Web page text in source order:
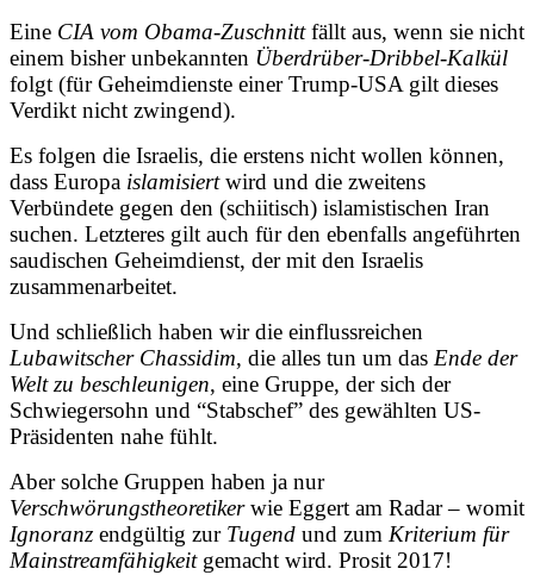
Eine CIA vom Obama-Zuschnittfällt aus, wenn sie nicht
einem bisher unbekannten Überdrüber-Dribbel-Kalkül
folgt (für Geheimdienste einer Trump-USA gilt dieses
Verdikt nicht zwingend).
Es folgen die Israelis, die erstens nicht wollen können,
dass Europa islamisiertwird und die zweitens
Verbündete gegen den (schiitisch) islamistischen Iran
suchen. Letzteres gilt auch für den ebenfalls angeführten
saudischen Geheimdienst, der mit den Israelis
zusammenarbeitet.
Und schließlich haben wir die einflussreichen
Lubawitscher Chassidim, die alles tun um das Ende der
Welt zu beschleunigen, eine Gruppe, der sich der
Schwiegersohn und “Stabschef” des gewählten US-
Präsidenten nahe fühlt.
Aber solche Gruppen haben ja nur
Verschwörungstheoretikerwie Eggert am Radar – womit
Ignoranz endgültig zurTugend und zum Kriterium für
Mainstreamfähigkeitgemacht wird. Prosit 2017!